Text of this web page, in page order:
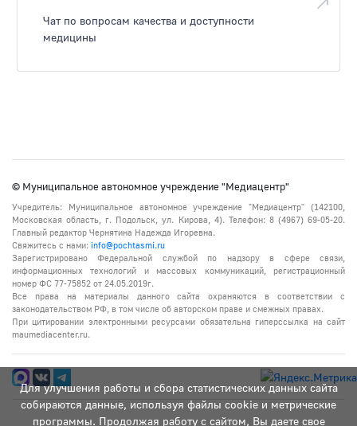
Чат по вопросам качества и доступности
медицины
Для улучшения работы и сбора статистических данных сайта
собираются данные, используя файлы cookie и метрические
программы. Продолжая работу с сайтом, Вы даете свое
© Муниципальное автономное учреждение "Медиацентр"
Учредитель: Муниципальное автономное учреждение "Медиацентр" (142100,
Московская область, г. Подольск, ул. Кирова, 4). Телефон: 8 (4967) 69-05-20.
Главный редактор Чернятина Надежда Игоревна.
Свяжитесь с нами: info@pochtasmi.ru
Зарегистрировано Федеральной службой по надзору в сфере связи,
информационных технологий и массовых коммуникаций, регистрационный
номер ФС 77-75852 от 24.05.2019г.
Все права на материалы данного сайта охраняются в соответствии с
законодательством РФ, в том числе об авторском праве и смежных правах.
При цитировании электронными ресурсами обязательна гиперссылка на сайт
maumediacenter.ru.